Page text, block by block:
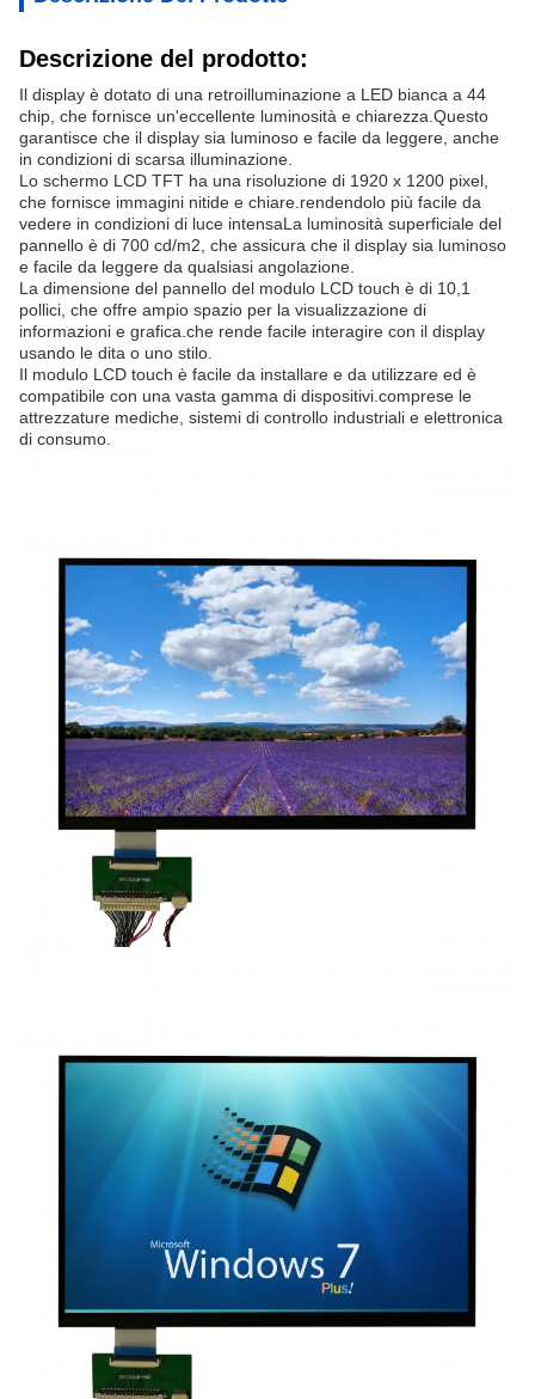
Descrizione del prodotto:
Il display è dotato di una retroilluminazione a LED bianca a 44
chip, che fornisce un'eccellente luminosità e chiarezza.Questo
garantisce che il display sia luminoso e facile da leggere, anche
in condizioni di scarsa illuminazione.
Lo schermo LCD TFT ha una risoluzione di 1920 x 1200 pixel,
che fornisce immagini nitide e chiare.rendendolo più facile da
vedere in condizioni di luce intensaLa luminosità superficiale del
pannello è di 700 cd/m2, che assicura che il display sia luminoso
e facile da leggere da qualsiasi angolazione.
La dimensione del pannello del modulo LCD touch è di 10,1
pollici, che offre ampio spazio per la visualizzazione di
informazioni e grafica.che rende facile interagire con il display
usando le dita o uno stilo.
Il modulo LCD touch è facile da installare e da utilizzare ed è
compatibile con una vasta gamma di dispositivi.comprese le
attrezzature mediche, sistemi di controllo industriali e elettronica
di consumo.